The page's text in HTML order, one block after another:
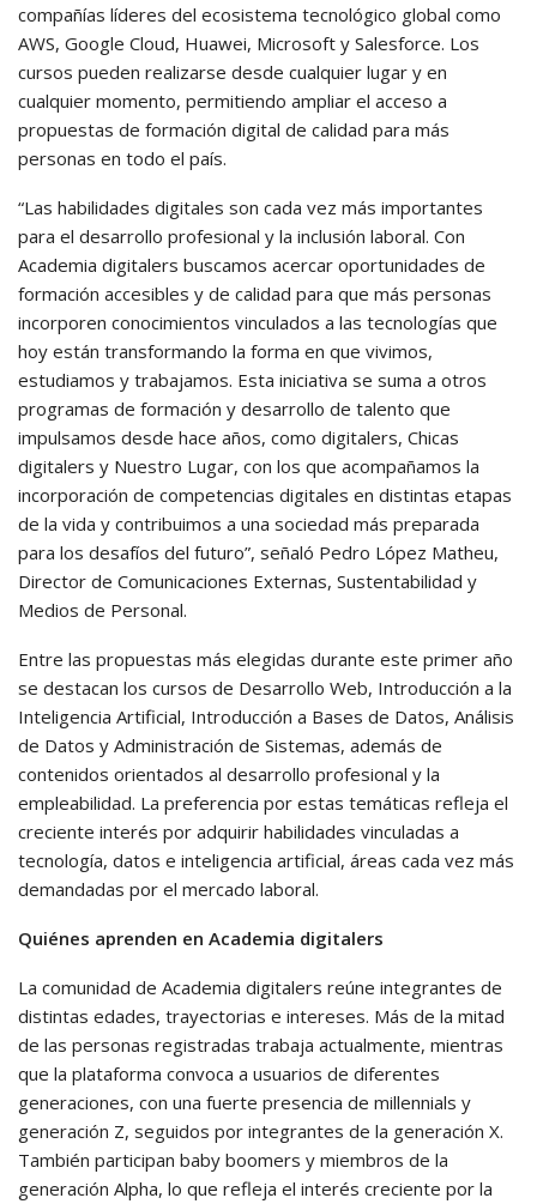
compañías líderes del ecosistema tecnológico global como
AWS, Google Cloud, Huawei, Microsoft y Salesforce. Los
cursos pueden realizarse desde cualquier lugar y en
cualquier momento, permitiendo ampliar el acceso a
propuestas de formación digital de calidad para más
personas en todo el país.
“Las habilidades digitales son cada vez más importantes
para el desarrollo profesional y la inclusión laboral. Con
Academia digitalers buscamos acercar oportunidades de
formación accesibles y de calidad para que más personas
incorporen conocimientos vinculados a las tecnologías que
hoy están transformando la forma en que vivimos,
estudiamos y trabajamos. Esta iniciativa se suma a otros
programas de formación y desarrollo de talento que
impulsamos desde hace años, como digitalers, Chicas
digitalers y Nuestro Lugar, con los que acompañamos la
incorporación de competencias digitales en distintas etapas
de la vida y contribuimos a una sociedad más preparada
para los desafíos del futuro”, señaló Pedro López Matheu,
Director de Comunicaciones Externas, Sustentabilidad y
Medios de Personal.
Entre las propuestas más elegidas durante este primer año
se destacan los cursos de Desarrollo Web, Introducción a la
Inteligencia Artificial, Introducción a Bases de Datos, Análisis
de Datos y Administración de Sistemas, además de
contenidos orientados al desarrollo profesional y la
empleabilidad. La preferencia por estas temáticas refleja el
creciente interés por adquirir habilidades vinculadas a
tecnología, datos e inteligencia artificial, áreas cada vez más
demandadas por el mercado laboral.
Quiénes aprenden en Academia digitalers
La comunidad de Academia digitalers reúne integrantes de
distintas edades, trayectorias e intereses. Más de la mitad
de las personas registradas trabaja actualmente, mientras
que la plataforma convoca a usuarios de diferentes
generaciones, con una fuerte presencia de millennials y
generación Z, seguidos por integrantes de la generación X.
También participan baby boomers y miembros de la
generación Alpha, lo que refleja el interés creciente por la